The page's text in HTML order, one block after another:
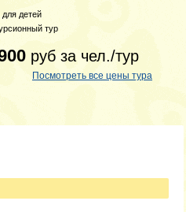
детей
тур
руб за чел./тур
Посмотреть все цены тура